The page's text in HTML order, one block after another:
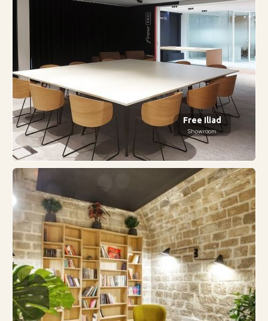
Free Iliad
Showroom